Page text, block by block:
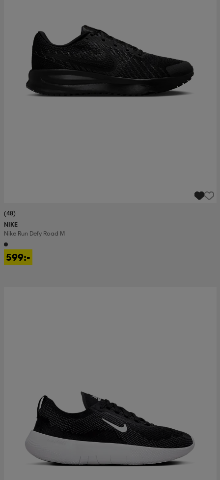
(48)
NIKE
Nike Run Defy Road M
599:-